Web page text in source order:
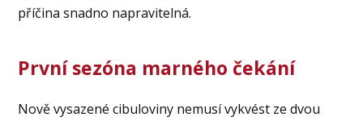
příčina snadno napravitelná.
První sezóna marného čekání
Nově vysazené cibuloviny nemusí vykvést ze dvou